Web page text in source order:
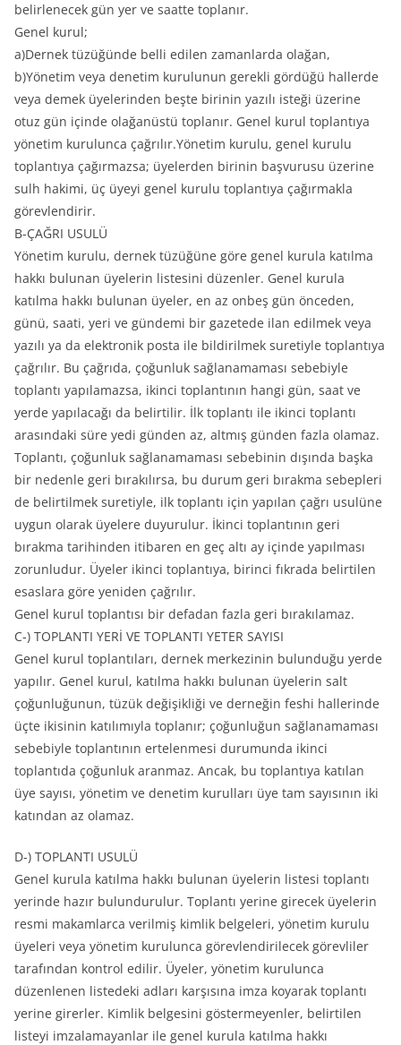
belirlenecek gün yer ve saatte toplanır.
Genel kurul;
a)Dernek tüzüğünde belli edilen zamanlarda olağan,
b)Yönetim veya denetim kurulunun gerekli gördüğü hallerde
veya demek üyelerinden beşte birinin yazılı isteği üzerine
otuz gün içinde olağanüstü toplanır. Genel kurul toplantıya
yönetim kurulunca çağrılır.Yönetim kurulu, genel kurulu
toplantıya çağırmazsa; üyelerden birinin başvurusu üzerine
sulh hakimi, üç üyeyi genel kurulu toplantıya çağırmakla
görevlendirir.
B-ÇAĞRI USULÜ
Yönetim kurulu, dernek tüzüğüne göre genel kurula katılma
hakkı bulunan üyelerin listesini düzenler. Genel kurula
katılma hakkı bulunan üyeler, en az onbeş gün önceden,
günü, saati, yeri ve gündemi bir gazetede ilan edilmek veya
yazılı ya da elektronik posta ile bildirilmek suretiyle toplantıya
çağrılır. Bu çağrıda, çoğunluk sağlanamaması sebebiyle
toplantı yapılamazsa, ikinci toplantının hangi gün, saat ve
yerde yapılacağı da belirtilir. İlk toplantı ile ikinci toplantı
arasındaki süre yedi günden az, altmış günden fazla olamaz.
Toplantı, çoğunluk sağlanamaması sebebinin dışında başka
bir nedenle geri bırakılırsa, bu durum geri bırakma sebepleri
de belirtilmek suretiyle, ilk toplantı için yapılan çağrı usulüne
uygun olarak üyelere duyurulur. İkinci toplantının geri
bırakma tarihinden itibaren en geç altı ay içinde yapılması
zorunludur. Üyeler ikinci toplantıya, birinci fıkrada belirtilen
esaslara göre yeniden çağrılır.
Genel kurul toplantısı bir defadan fazla geri bırakılamaz.
C-) TOPLANTI YERİ VE TOPLANTI YETER SAYISI
Genel kurul toplantıları, dernek merkezinin bulunduğu yerde
yapılır. Genel kurul, katılma hakkı bulunan üyelerin salt
çoğunluğunun, tüzük değişikliği ve derneğin feshi hallerinde
üçte ikisinin katılımıyla toplanır; çoğunluğun sağlanamaması
sebebiyle toplantının ertelenmesi durumunda ikinci
toplantıda çoğunluk aranmaz. Ancak, bu toplantıya katılan
üye sayısı, yönetim ve denetim kurulları üye tam sayısının iki
katından az olamaz.
D-) TOPLANTI USULÜ
Genel kurula katılma hakkı bulunan üyelerin listesi toplantı
yerinde hazır bulundurulur. Toplantı yerine girecek üyelerin
resmi makamlarca verilmiş kimlik belgeleri, yönetim kurulu
üyeleri veya yönetim kurulunca görevlendirilecek görevliler
tarafından kontrol edilir. Üyeler, yönetim kurulunca
düzenlenen listedeki adları karşısına imza koyarak toplantı
yerine girerler. Kimlik belgesini göstermeyenler, belirtilen
listeyi imzalamayanlar ile genel kurula katılma hakkı